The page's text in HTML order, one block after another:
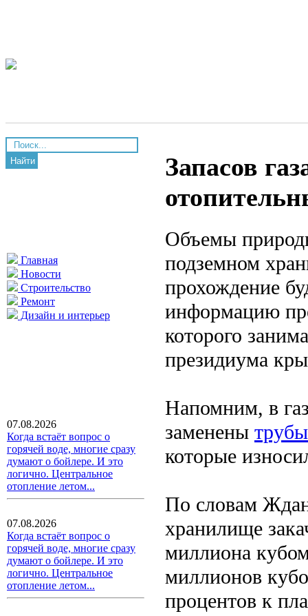
Найти
Главная
Новости
Строительство
Ремонт
Дизайн и интерьер
07.08.2026
Когда встаёт вопрос о
горячей воде, многие сразу
думают о бойлере. И это
логично. Центральное
отопление летом...
07.08.2026
Когда встаёт вопрос о
горячей воде, многие сразу
думают о бойлере. И это
логично. Центральное
отопление летом...
Запасов
Объемы
подземном
прохождение
информацию
которого
президиума
Напомним, в
заменены
которые
По словам
хранилище
миллиона
миллионов
процентов к